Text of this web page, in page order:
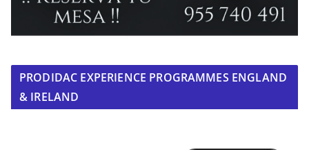
PRODIDAC EXPERIENCE PROGRAMMES ENGLAND
& IRELAND